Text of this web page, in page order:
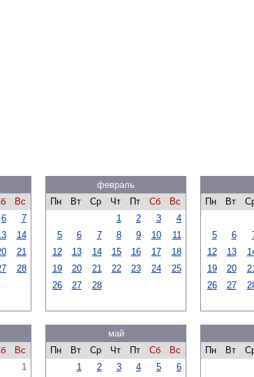
Вс
6
7
14
21
28
февраль
Пн
Вт Ср Чт Пт Сб
Вс
1
2 3
4
5
6 7 8 9 10
11
12
13 14 15 16 17
18
19
20 21 22 23 24
25
26
27 28
Пн
Вт
5
6
12
13
19
20 21
26
27
Вс
1
май
Пн
Вт Ср Чт Пт Сб
Вс
1
2 3 4 5
6
Пн
Вт